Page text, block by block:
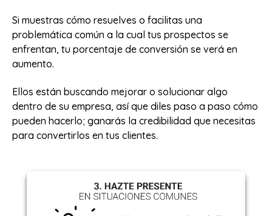
Si muestras cómo resuelves o facilitas una
problemática común a la cual tus prospectos se
enfrentan, tu porcentaje de conversión se verá en
aumento.
Ellos están buscando mejorar o solucionar algo
dentro de su empresa, así que diles paso a paso cómo
pueden hacerlo; ganarás la credibilidad que necesitas
para convertirlos en tus clientes.